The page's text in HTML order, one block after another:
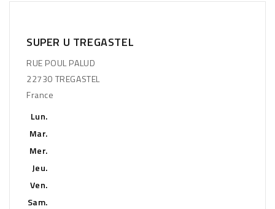
SUPER U TREGASTEL
RUE POUL PALUD
22730 TREGASTEL
France
Lun.
Mar.
Mer.
Jeu.
Ven.
Sam.